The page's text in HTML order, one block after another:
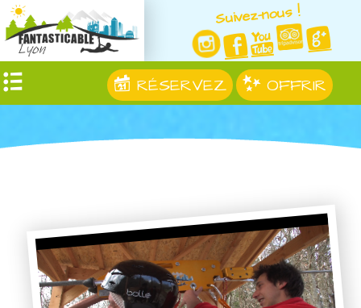
Suivez-nous !
RÉSERVEZ OFFRIR